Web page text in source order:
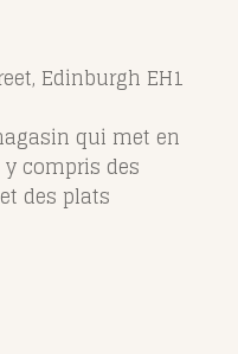
Edinburgh EH1
qui met en
compris des
des plats